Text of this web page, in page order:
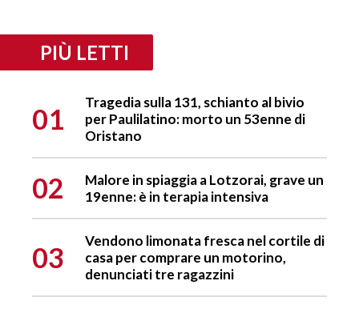
PIÙ LETTI
01
Tragedia sulla 131, schianto al bivio
per Paulilatino: morto un 53enne di
Oristano
02
Malore in spiaggia a Lotzorai, grave un
19enne: è in terapia intensiva
03
Vendono limonata fresca nel cortile di
casa per comprare un motorino,
denunciati tre ragazzini